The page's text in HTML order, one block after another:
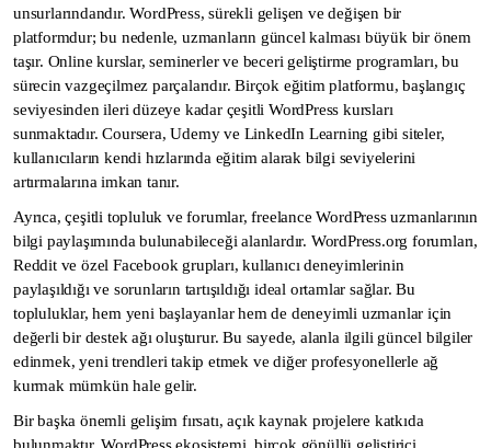
unsurlarındandır. WordPress, sürekli gelişen ve değişen bir
platformdur; bu nedenle, uzmanların güncel kalması büyük bir önem
taşır. Online kurslar, seminerler ve beceri geliştirme programları, bu
sürecin vazgeçilmez parçalarıdır. Birçok eğitim platformu, başlangıç
seviyesinden ileri düzeye kadar çeşitli WordPress kursları
sunmaktadır. Coursera, Udemy ve LinkedIn Learning gibi siteler,
kullanıcıların kendi hızlarında eğitim alarak bilgi seviyelerini
artırmalarına imkan tanır.
Ayrıca, çeşitli topluluk ve forumlar, freelance WordPress uzmanlarının
bilgi paylaşımında bulunabileceği alanlardır. WordPress.org forumları,
Reddit ve özel Facebook grupları, kullanıcı deneyimlerinin
paylaşıldığı ve sorunların tartışıldığı ideal ortamlar sağlar. Bu
topluluklar, hem yeni başlayanlar hem de deneyimli uzmanlar için
değerli bir destek ağı oluşturur. Bu sayede, alanla ilgili güncel bilgiler
edinmek, yeni trendleri takip etmek ve diğer profesyonellerle ağ
kurmak mümkün hale gelir.
Bir başka önemli gelişim fırsatı, açık kaynak projelere katkıda